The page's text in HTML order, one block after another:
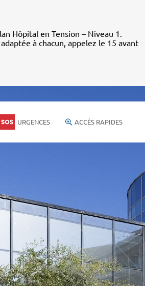
Hôpital en Tension – Niveau 1.
à chacun, appelez le 15 avant
URGENCES ACCÈS RAPIDES